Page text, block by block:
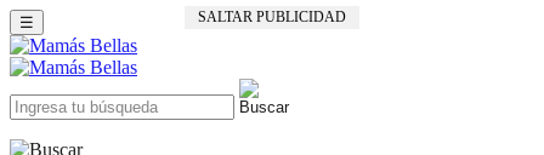
SALTAR PUBLICIDAD
☰